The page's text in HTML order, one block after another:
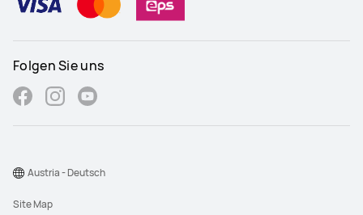
Folgen Sie uns
Site Map
Austria - Deutsch